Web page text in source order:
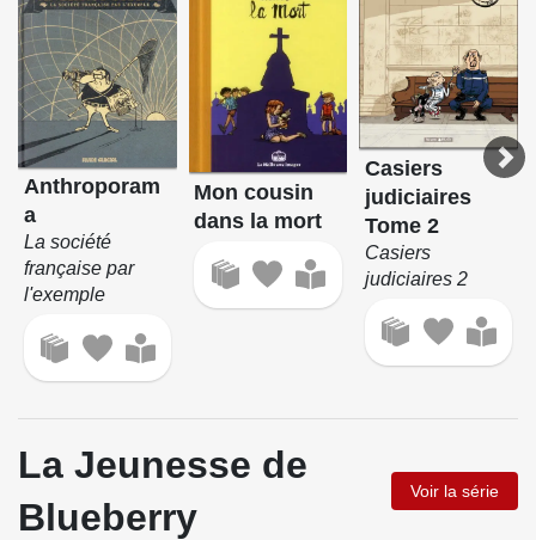
Anthroporam
a
La société
française par
l'exemple
Mon cousin
dans la mort
Casiers
judiciaires
Tome 2
Casiers
judiciaires 2
La Jeunesse de
Blueberry
Voir la série